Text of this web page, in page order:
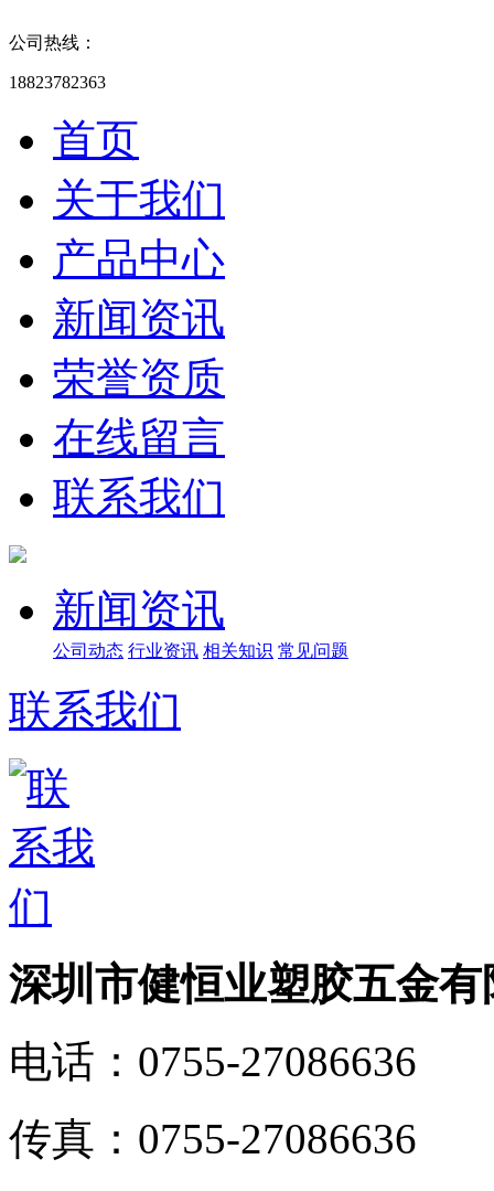
公司热线：
18823782363
首页
关于我们
产品中心
新闻资讯
荣誉资质
在线留言
联系我们
新闻资讯
公司动态 行业资讯 相关知识 常见问题
联系我们
深圳市健恒业塑胶五金有
电话： 0755-27086636
传真： 0755-27086636